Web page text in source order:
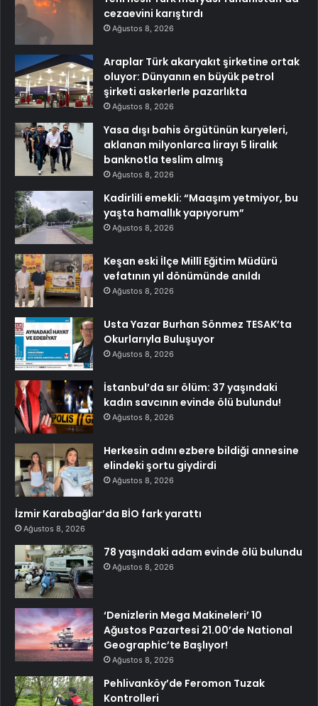
cezaevini karıştırdı
Ağustos 8, 2026
Araplar Türk akaryakıt şirketine ortak
oluyor: Dünyanın en büyük petrol
şirketi askerlerle pazarlıkta
Ağustos 8, 2026
Yasa dışı bahis örgütünün kuryeleri,
aklanan milyonlarca lirayı 5 liralık
banknotla teslim almış
Ağustos 8, 2026
Kadirlili emekli: “Maaşım yetmiyor, bu
yaşta hamallık yapıyorum”
Ağustos 8, 2026
Keşan eski İlçe Millî Eğitim Müdürü
vefatının yıl dönümünde anıldı
Ağustos 8, 2026
Usta Yazar Burhan Sönmez TESAK’ta
Okurlarıyla Buluşuyor
Ağustos 8, 2026
İstanbul’da sır ölüm: 37 yaşındaki
kadın savcının evinde ölü bulundu!
Ağustos 8, 2026
Herkesin adını ezbere bildiği annesine
elindeki şortu giydirdi
Ağustos 8, 2026
İzmir Karabağlar’da BİO fark yarattı
Ağustos 8, 2026
78 yaşındaki adam evinde ölü bulundu
Ağustos 8, 2026
‘Denizlerin Mega Makineleri’ 10
Ağustos Pazartesi 21.00’de National
Geographic’te Başlıyor!
Ağustos 8, 2026
Pehlivanköy’de Feromon Tuzak
Kontrolleri